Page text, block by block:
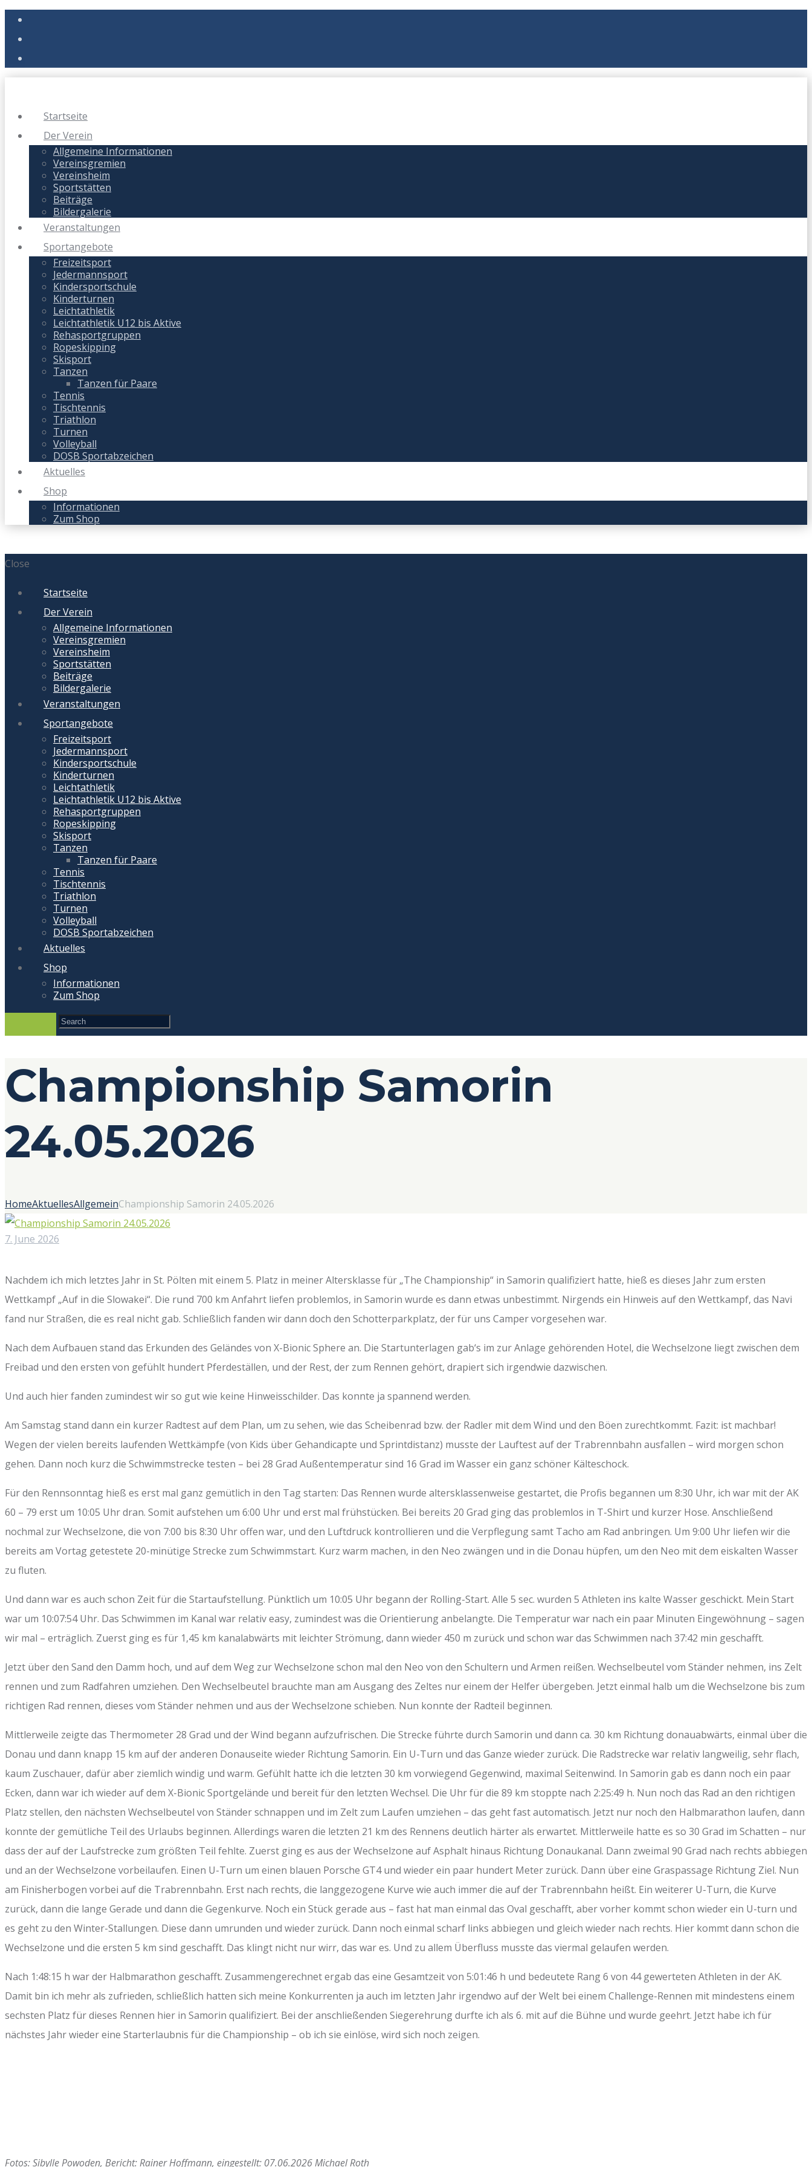
Startseite
Der Verein
Allgemeine Informationen
Vereinsgremien
Vereinsheim
Sportstätten
Beiträge
Bildergalerie
Veranstaltungen
Sportangebote
Freizeitsport
Jedermannsport
Kindersportschule
Kinderturnen
Leichtathletik
Leichtathletik U12 bis Aktive
Rehasportgruppen
Ropeskipping
Skisport
Tanzen
Tanzen für Paare
Tennis
Tischtennis
Triathlon
Turnen
Volleyball
DOSB Sportabzeichen
Aktuelles
Shop
Informationen
Zum Shop
Close
Startseite
Der Verein
Allgemeine Informationen
Vereinsgremien
Vereinsheim
Sportstätten
Beiträge
Bildergalerie
Veranstaltungen
Sportangebote
Freizeitsport
Jedermannsport
Kindersportschule
Kinderturnen
Leichtathletik
Leichtathletik U12 bis Aktive
Rehasportgruppen
Ropeskipping
Skisport
Tanzen
Tanzen für Paare
Tennis
Tischtennis
Triathlon
Turnen
Volleyball
DOSB Sportabzeichen
Aktuelles
Shop
Informationen
Zum Shop
Championship Samorin
24.05.2026
HomeAktuellesAllgemeinChampionship Samorin 24.05.2026
7. June 2026
Nachdem ich mich letztes Jahr in St. Pölten mit einem 5. Platz in meiner Altersklasse für „The Championship“ in Samorin qualifiziert hatte, hieß es dieses Jahr zum ersten
Wettkampf „Auf in die Slowakei“. Die rund 700 km Anfahrt liefen problemlos, in Samorin wurde es dann etwas unbestimmt. Nirgends ein Hinweis auf den Wettkampf, das Navi
fand nur Straßen, die es real nicht gab. Schließlich fanden wir dann doch den Schotterparkplatz, der für uns Camper vorgesehen war.
Nach dem Aufbauen stand das Erkunden des Geländes von X-Bionic Sphere an. Die Startunterlagen gab‘s im zur Anlage gehörenden Hotel, die Wechselzone liegt zwischen dem
Freibad und den ersten von gefühlt hundert Pferdeställen, und der Rest, der zum Rennen gehört, drapiert sich irgendwie dazwischen.
Und auch hier fanden zumindest wir so gut wie keine Hinweisschilder. Das konnte ja spannend werden.
Am Samstag stand dann ein kurzer Radtest auf dem Plan, um zu sehen, wie das Scheibenrad bzw. der Radler mit dem Wind und den Böen zurechtkommt. Fazit: ist machbar!
Wegen der vielen bereits laufenden Wettkämpfe (von Kids über Gehandicapte und Sprintdistanz) musste der Lauftest auf der Trabrennbahn ausfallen – wird morgen schon
gehen. Dann noch kurz die Schwimmstrecke testen – bei 28 Grad Außentemperatur sind 16 Grad im Wasser ein ganz schöner Kälteschock.
Für den Rennsonntag hieß es erst mal ganz gemütlich in den Tag starten: Das Rennen wurde altersklassenweise gestartet, die Profis begannen um 8:30 Uhr, ich war mit der AK
60 – 79 erst um 10:05 Uhr dran. Somit aufstehen um 6:00 Uhr und erst mal frühstücken. Bei bereits 20 Grad ging das problemlos in T-Shirt und kurzer Hose. Anschließend
nochmal zur Wechselzone, die von 7:00 bis 8:30 Uhr offen war, und den Luftdruck kontrollieren und die Verpflegung samt Tacho am Rad anbringen. Um 9:00 Uhr liefen wir die
bereits am Vortag getestete 20-minütige Strecke zum Schwimmstart. Kurz warm machen, in den Neo zwängen und in die Donau hüpfen, um den Neo mit dem eiskalten Wasser
zu fluten.
Und dann war es auch schon Zeit für die Startaufstellung. Pünktlich um 10:05 Uhr begann der Rolling-Start. Alle 5 sec. wurden 5 Athleten ins kalte Wasser geschickt. Mein Start
war um 10:07:54 Uhr. Das Schwimmen im Kanal war relativ easy, zumindest was die Orientierung anbelangte. Die Temperatur war nach ein paar Minuten Eingewöhnung – sagen
wir mal – erträglich. Zuerst ging es für 1,45 km kanalabwärts mit leichter Strömung, dann wieder 450 m zurück und schon war das Schwimmen nach 37:42 min geschafft.
Jetzt über den Sand den Damm hoch, und auf dem Weg zur Wechselzone schon mal den Neo von den Schultern und Armen reißen. Wechselbeutel vom Ständer nehmen, ins Zelt
rennen und zum Radfahren umziehen. Den Wechselbeutel brauchte man am Ausgang des Zeltes nur einem der Helfer übergeben. Jetzt einmal halb um die Wechselzone bis zum
richtigen Rad rennen, dieses vom Ständer nehmen und aus der Wechselzone schieben. Nun konnte der Radteil beginnen.
Mittlerweile zeigte das Thermometer 28 Grad und der Wind begann aufzufrischen. Die Strecke führte durch Samorin und dann ca. 30 km Richtung donauabwärts, einmal über die
Donau und dann knapp 15 km auf der anderen Donauseite wieder Richtung Samorin. Ein U-Turn und das Ganze wieder zurück. Die Radstrecke war relativ langweilig, sehr flach,
kaum Zuschauer, dafür aber ziemlich windig und warm. Gefühlt hatte ich die letzten 30 km vorwiegend Gegenwind, maximal Seitenwind. In Samorin gab es dann noch ein paar
Ecken, dann war ich wieder auf dem X-Bionic Sportgelände und bereit für den letzten Wechsel. Die Uhr für die 89 km stoppte nach 2:25:49 h. Nun noch das Rad an den richtigen
Platz stellen, den nächsten Wechselbeutel von Ständer schnappen und im Zelt zum Laufen umziehen – das geht fast automatisch. Jetzt nur noch den Halbmarathon laufen, dann
konnte der gemütliche Teil des Urlaubs beginnen. Allerdings waren die letzten 21 km des Rennens deutlich härter als erwartet. Mittlerweile hatte es so 30 Grad im Schatten – nur
dass der auf der Laufstrecke zum größten Teil fehlte. Zuerst ging es aus der Wechselzone auf Asphalt hinaus Richtung Donaukanal. Dann zweimal 90 Grad nach rechts abbiegen
und an der Wechselzone vorbeilaufen. Einen U-Turn um einen blauen Porsche GT4 und wieder ein paar hundert Meter zurück. Dann über eine Graspassage Richtung Ziel. Nun
am Finisherbogen vorbei auf die Trabrennbahn. Erst nach rechts, die langgezogene Kurve wie auch immer die auf der Trabrennbahn heißt. Ein weiterer U-Turn, die Kurve
zurück, dann die lange Gerade und dann die Gegenkurve. Noch ein Stück gerade aus – fast hat man einmal das Oval geschafft, aber vorher kommt schon wieder ein U-turn und
es geht zu den Winter-Stallungen. Diese dann umrunden und wieder zurück. Dann noch einmal scharf links abbiegen und gleich wieder nach rechts. Hier kommt dann schon die
Wechselzone und die ersten 5 km sind geschafft. Das klingt nicht nur wirr, das war es. Und zu allem Überfluss musste das viermal gelaufen werden.
Nach 1:48:15 h war der Halbmarathon geschafft. Zusammengerechnet ergab das eine Gesamtzeit von 5:01:46 h und bedeutete Rang 6 von 44 gewerteten Athleten in der AK.
Damit bin ich mehr als zufrieden, schließlich hatten sich meine Konkurrenten ja auch im letzten Jahr irgendwo auf der Welt bei einem Challenge-Rennen mit mindestens einem
sechsten Platz für dieses Rennen hier in Samorin qualifiziert. Bei der anschließenden Siegerehrung durfte ich als 6. mit auf die Bühne und wurde geehrt. Jetzt habe ich für
nächstes Jahr wieder eine Starterlaubnis für die Championship – ob ich sie einlöse, wird sich noch zeigen.
Fotos: Sibylle Powoden, Bericht: Rainer Hoffmann, eingestellt: 07.06.2026 Michael Roth